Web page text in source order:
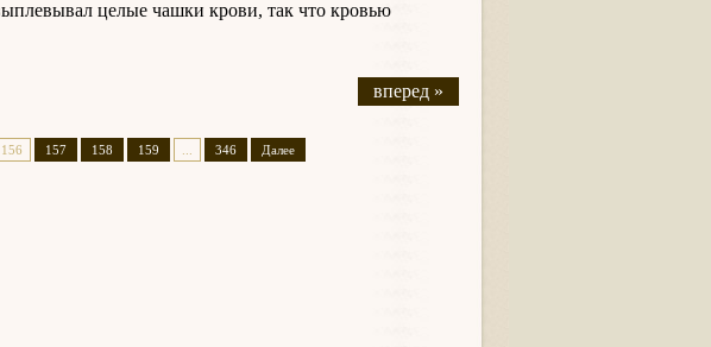
целые чашки крови, так что кровью
вперед »
156 157 158 159 346 Далее